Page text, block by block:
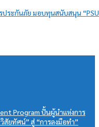
ประกันภัย มอบทุนสนับสนุน “PSU
Program ปั้นผู้นำแห่งการ
สัยทัศน์” สู่ “การลงมือทำ”